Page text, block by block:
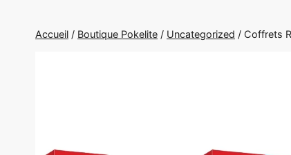
Accueil / Boutique Pokelite / Uncategorized / Coffrets